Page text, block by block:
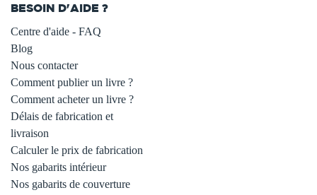
BESOIN D'AIDE ?
Centre d'aide - FAQ
Blog
Nous contacter
Comment publier un livre ?
Comment acheter un livre ?
Délais de fabrication et
livraison
Calculer le prix de fabrication
Nos gabarits intérieur
Nos gabarits de couverture